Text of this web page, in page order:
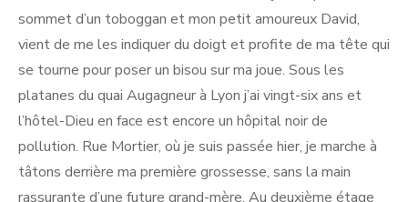
sommet d’un toboggan et mon petit amoureux David,
vient de me les indiquer du doigt et profite de ma tête qui
se tourne pour poser un bisou sur ma joue. Sous les
platanes du quai Augagneur à Lyon j’ai vingt-six ans et
l’hôtel-Dieu en face est encore un hôpital noir de
pollution. Rue Mortier, où je suis passée hier, je marche à
tâtons derrière ma première grossesse, sans la main
rassurante d’une future grand-mère. Au deuxième étage